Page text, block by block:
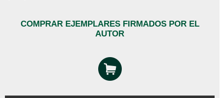
COMPRAR EJEMPLARES FIRMADOS POR EL
AUTOR